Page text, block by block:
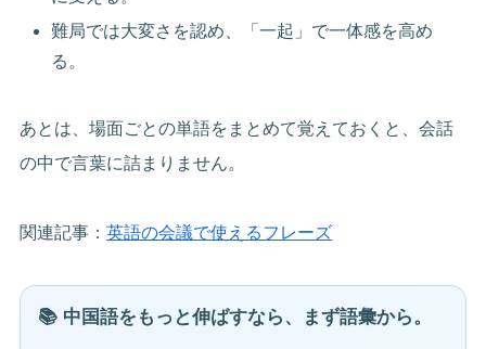
難局では大変さを認め、「一起」で一体感を高め
る。
あとは、場面ごとの単語をまとめて覚えておくと、会話
の中で言葉に詰まりません。
関連記事：英語の会議で使えるフレーズ
📚 中国語をもっと伸ばすなら、まず語彙から。